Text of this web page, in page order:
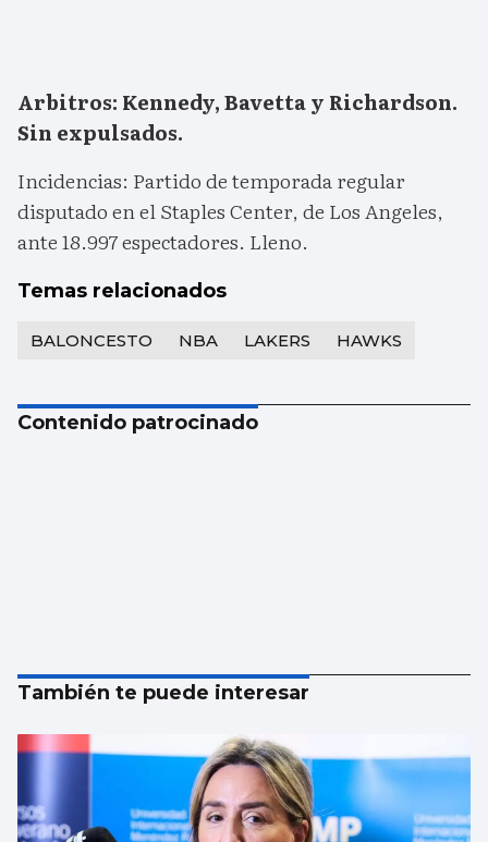
Arbitros: Kennedy, Bavetta y Richardson.
Sin expulsados.
Incidencias: Partido de temporada regular
disputado en el Staples Center, de Los Angeles,
ante 18.997 espectadores. Lleno.
Temas relacionados
BALONCESTO NBA LAKERS HAWKS
Contenido patrocinado
También te puede interesar